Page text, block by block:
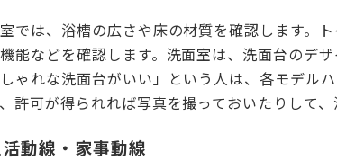
では、浴槽の広さや床の材質を確認します。
能などを確認します。洗面室は、洗面台のデ
ゃれな洗面台がいい」という人は、各モデル
許可が得られれば写真を撮っておいたりして
動線・家事動線